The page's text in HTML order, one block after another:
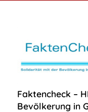
Faktencheck –
Bevölkerung in